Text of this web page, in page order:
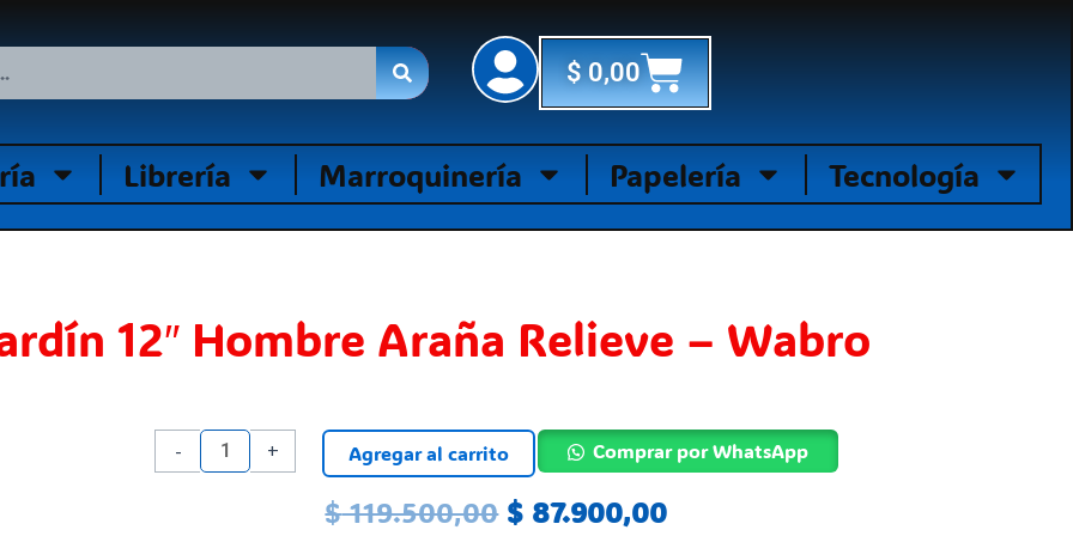
$0,00Cart
Librería Marroquinería Papelería Tecnología
12″ Hombre Araña Relieve – Wabro
$119.500,00 El
$ 87.900,00El
-
Mochila
Carro
+ Agregar al carrito Comprar por WhatsApp